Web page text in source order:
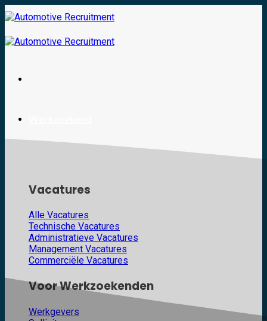
Skip
to
Vacatures
Alle Vacatures
Technische Vacatures
Administratieve Vacatures
Management Vacatures
Commerciële Vacatures
Voor Werkzoekenden
Werkgevers